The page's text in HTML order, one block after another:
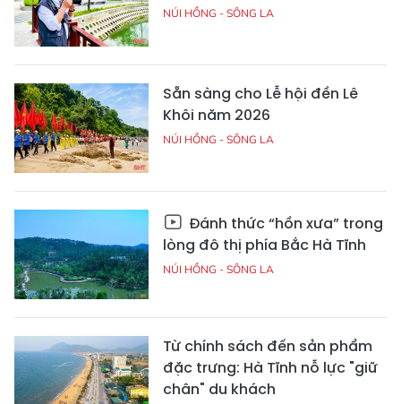
NÚI HỒNG - SÔNG LA
Sẵn sàng cho Lễ hội đền Lê
Khôi năm 2026
NÚI HỒNG - SÔNG LA
Đánh thức “hồn xưa” trong
lòng đô thị phía Bắc Hà Tĩnh
NÚI HỒNG - SÔNG LA
Từ chính sách đến sản phẩm
đặc trưng: Hà Tĩnh nỗ lực "giữ
chân" du khách